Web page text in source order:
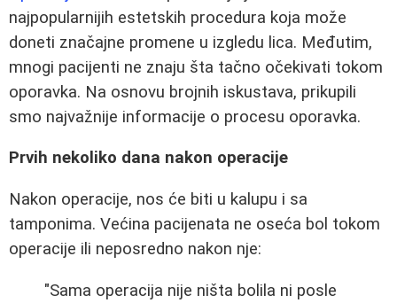
najpopularnijih estetskih procedura koja može
doneti značajne promene u izgledu lica. Međutim,
mnogi pacijenti ne znaju šta tačno očekivati tokom
oporavka. Na osnovu brojnih iskustava, prikupili
smo najvažnije informacije o procesu oporavka.
Prvih nekoliko dana nakon operacije
Nakon operacije, nos će biti u kalupu i sa
tamponima. Većina pacijenata ne oseća bol tokom
operacije ili neposredno nakon nje:
"Sama operacija nije ništa bolila ni posle